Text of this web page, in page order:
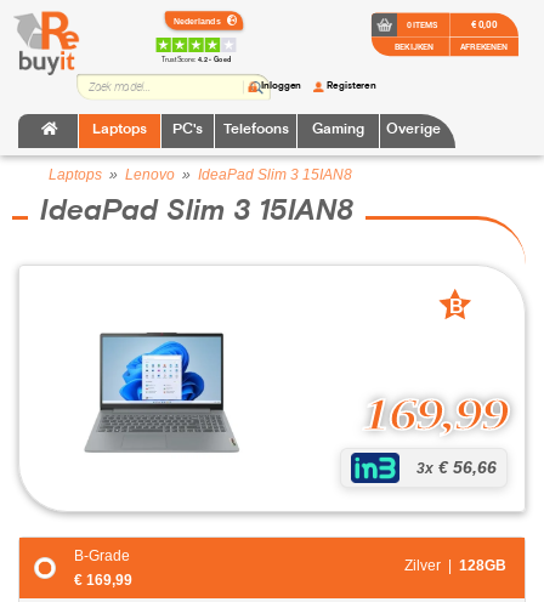
TrustScore:4.2 • Goed
Laptops PC's Telefoons Gaming Overige
Inloggen Registeren
0 ITEMS
BEKIJKEN
€ 0,00
AFREKENEN
Laptops » Lenovo » IdeaPad Slim 3 15IAN8
IdeaPad Slim 3 15IAN8
169,99
3x € 56,66
B
B-Grade
€ 169,99
Zilver | 128GB